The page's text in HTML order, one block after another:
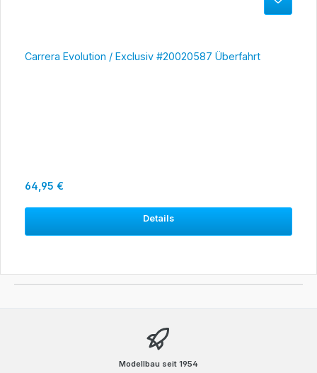
Carrera Evolution / Exclusiv #20020587 Überfahrt
Regulärer Preis:
64,95 €
Details
Modellbau seit 1954